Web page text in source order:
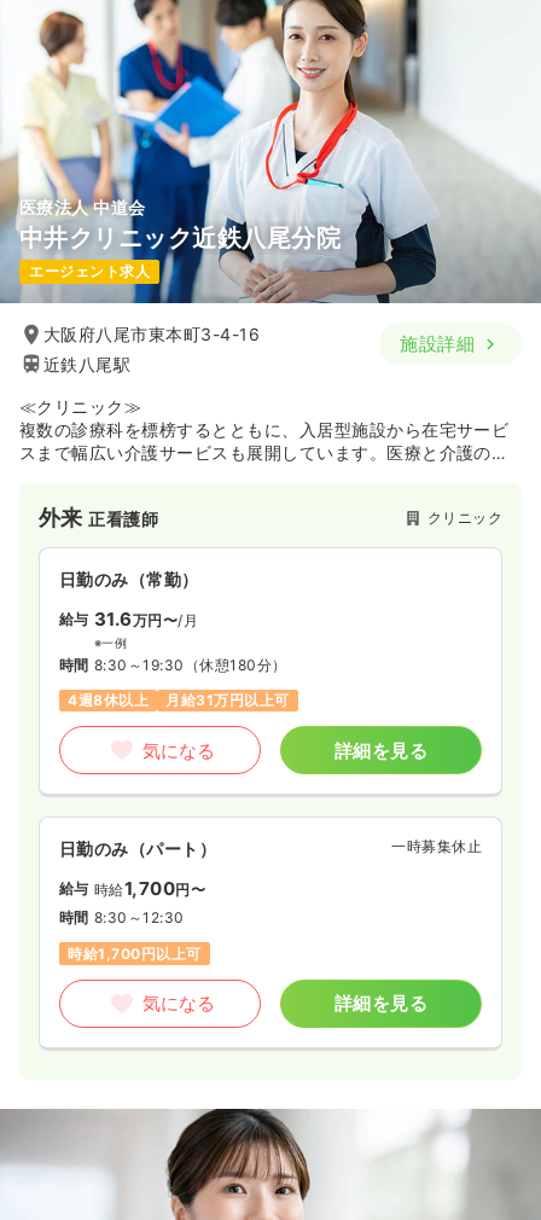
医療法人 中道会
中井クリニック近鉄八尾分院
エージェント求人
大阪府八尾市東本町3-4-16
近鉄八尾駅
施設詳細
≪クリニック≫
複数の診療科を標榜するとともに、入居型施設から在宅サービ
スまで幅広い介護サービスも展開しています。医療と介護の両
強みです。2022年開院の新しいクリニックで、清潔な院内と新
しい設備が整っており、広々としたリハビリテーション室も備
えているため、専門スタッフと連携しながら患者様の機能回復
をサポートできる環境です。看護師業務は医師のサポートや患
者様のケアが中心となり、安全な採血・注射・点滴スキルを活
かした丁寧な看護が実践できます。また、近鉄八尾駅から徒歩0
分とアクセスも良好で、患者様のプライバシーに配慮した設計
外来正看護師 クリニック
日勤のみ（常勤）
給与 31.6万円〜/月
※一例
時間 8:30～19:30 （休憩180分）
4週8休以上
月給31万円以上可
気になる 詳細を見る
日勤のみ（パート） 一時募集休止
給与 時給1,700円〜
時間 8:30～12:30
時給1,700円以上可
気になる 詳細を見る